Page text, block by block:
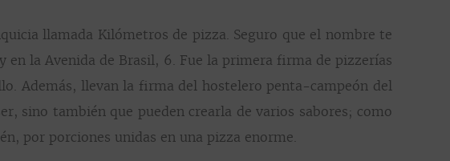
llamada Kilómetros de pizza. Seguro que el nombre te
la Avenida de Brasil, 6. Fue la primera firma de pizzerías
Además, llevan la firma del hostelero penta-campeón del
sino también que pueden crearla de varios sabores; como
por porciones unidas en una pizza enorme.